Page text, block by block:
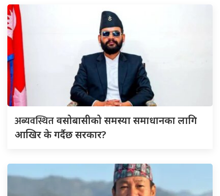
अब्यवस्थितवसोबासीको समस्या समाधानका लागि
आखिर के गर्दैछ सरकार?